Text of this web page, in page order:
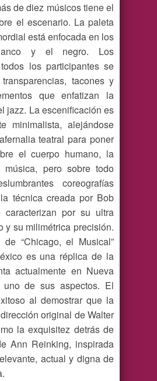
de diez músicos tiene el
el escenario. La paleta
está enfocada en los
y el negro. Los
los participantes se
tacones y
que enfatizan la
jazz. La escenificación es
minimalista, alejándose
teatral para poner
el cuerpo humano, la
música, pero sobre todo
coreografías
técnica creada por Bob
caracterizan por su ultra
y su milimétrica precisión.
de “Chicago, el Musical”
es una réplica de la
actualmente en Nueva
de sus aspectos. El
al demostrar que la
original de Walter
la exquisitez detrás de
Ann Reinking, inspirada
actual y digna de